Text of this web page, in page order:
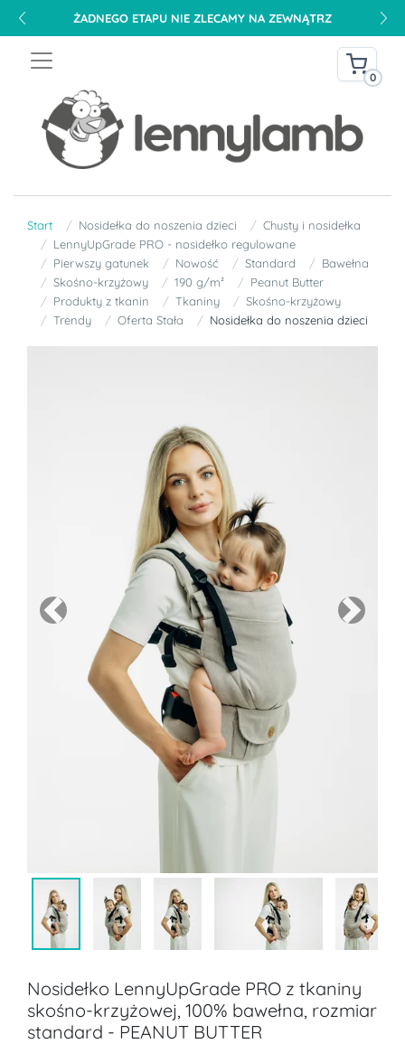
ŻADNEGO ETAPU NIE ZLECAMY NA ZEWNĄTRZ
0
Start Nosidełka do noszenia dzieci
Chusty i nosidełka
LennyUpGrade PRO - nosidełko regulowane
Pierwszy gatunek
Nowość Standard
Bawełna
Skośno-krzyżowy
190 g/m²
Peanut Butter
Produkty z tkanin
Tkaniny
Skośno-krzyżowy
Trendy
Oferta Stała Nosidełka do noszenia dzieci
Previous Next
Nosidełko LennyUpGrade PRO z tkaniny
skośno-krzyżowej, 100% bawełna, rozmiar
standard - PEANUT BUTTER